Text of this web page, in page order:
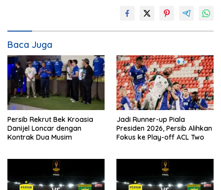
Baca Juga
Persib Rekrut Bek Kroasia
Danijel Loncar dengan
Kontrak Dua Musim
Jadi Runner-up Piala
Presiden 2026, Persib Alihkan
Fokus ke Play-off ACL Two